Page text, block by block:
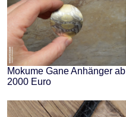
Mokume Gane Anhänger ab
2000 Euro